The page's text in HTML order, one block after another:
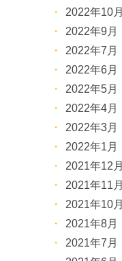
2022年10月
2022年9月
2022年7月
2022年6月
2022年5月
2022年4月
2022年3月
2022年1月
2021年12月
2021年11月
2021年10月
2021年8月
2021年7月